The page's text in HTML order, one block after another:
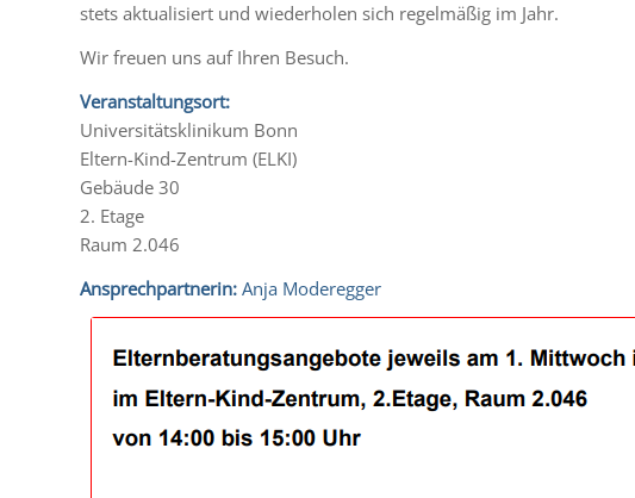
stets aktualisiert und wiederholen sich regelmäßig im Jahr.
Wir freuen uns auf Ihren Besuch.
Veranstaltungsort:
Universitätsklinikum Bonn
Eltern-Kind-Zentrum (ELKI)
Gebäude 30
2. Etage
Raum 2.046
Ansprechpartnerin: Anja Moderegger